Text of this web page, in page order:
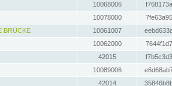
10068006
10078000
BRÜCKE
10061007
10062000
42015
10089006
42014